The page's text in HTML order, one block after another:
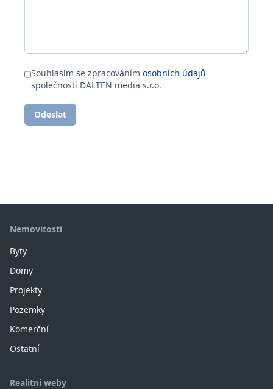
Souhlasím se zpracovánímosobních údajů
společností DALTEN media s.r.o.
Odeslat
Nemovitosti
Byty
Domy
Projekty
Pozemky
Komerční
Ostatní
Realitní weby